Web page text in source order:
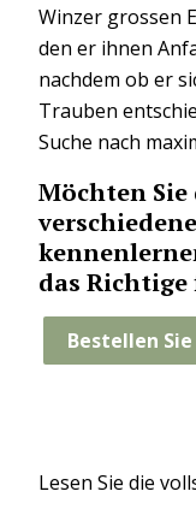
Winzer grossen
den er ihnen
nachdem ob er
Trauben
Suche nach
Möchten Sie
das Richtige
Bestellen
Lesen Sie die